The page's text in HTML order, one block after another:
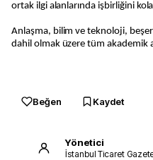
ortak ilgi alanlarında işbirliğini
Anlaşma, bilim ve teknoloji,
dahil olmak üzere tüm akademik
Beğen Kaydet
Yönetici
İstanbul Ticaret